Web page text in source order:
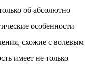
об абсолютно
особенности
схожие с волевым
имеет не только